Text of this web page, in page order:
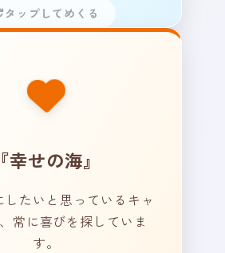
タップしてめくるいます。
あなた自身の心が楽
『幸せの海』
したいと思っているキャ
常に喜びを探していま
す。
は今、どんな幸せを
ていますか？ あなた
いるでしょうか？ 日
じる瞬間はあります
か？